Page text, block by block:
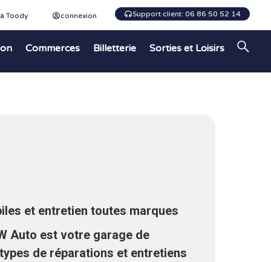
Toody connexion Support client: 06 86 50 52 14
Commerces Billetterie Sorties et Loisirs
et entretien toutes marques
Auto est votre garage de
de réparations et entretiens